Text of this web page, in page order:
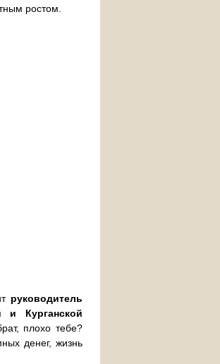
ростом.
руководитель
и Курганской
плохо тебе?
денег, жизнь